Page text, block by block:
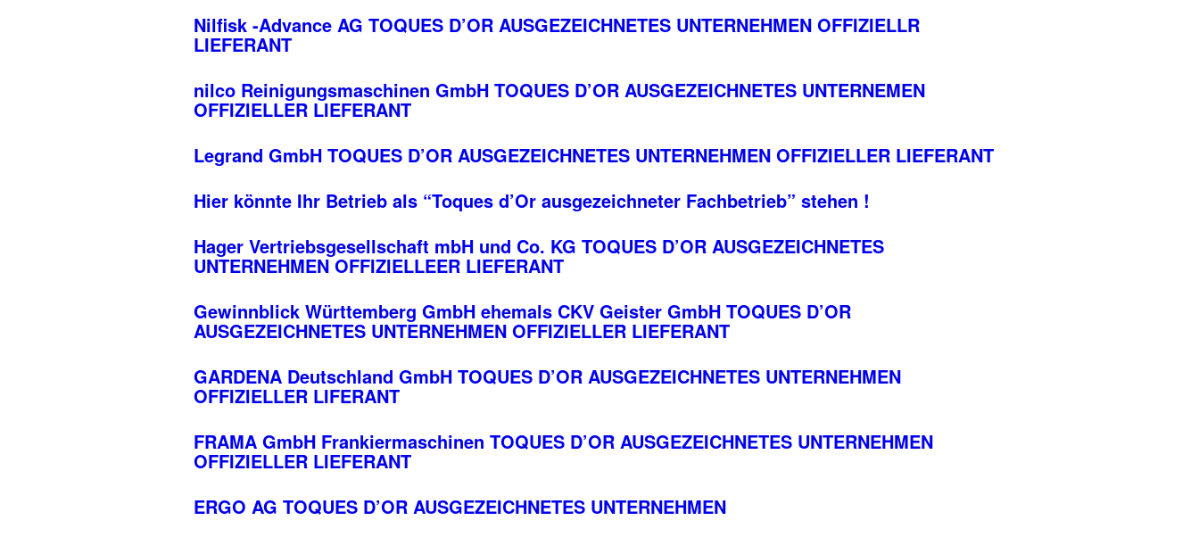
Nilfisk -Advance AG TOQUES D’OR AUSGEZEICHNETES UNTERNEHMEN OFFIZIELLR
LIEFERANT
nilco Reinigungsmaschinen GmbH TOQUES D’OR AUSGEZEICHNETES UNTERNEMEN
OFFIZIELLER LIEFERANT
Legrand GmbH TOQUES D’OR AUSGEZEICHNETES UNTERNEHMEN OFFIZIELLER LIEFERANT
Hier könnte Ihr Betrieb als “Toques d’Or ausgezeichneter Fachbetrieb” stehen !
Hager Vertriebs­ge­sell­schaft mbH und Co. KG TOQUES D’OR AUSGEZEICHNETES
UNTERNEHMEN OFFIZIELLEER LIEFERANT
Gewinnblick Württemberg GmbH ehemals CKV Geister GmbH TOQUES D’OR
AUSGEZEICHNETES UNTERNEHMEN OFFIZIELLER LIEFERANT
GARDENA Deutschland GmbH TOQUES D’OR AUSGEZEICHNETES UNTERNEHMEN
OFFIZIELLER LIFERANT
FRAMA GmbH Frankiermaschinen TOQUES D’OR AUSGEZEICHNETES UNTERNEHMEN
OFFIZIELLER LIEFERANT
ERGO AG TOQUES D’OR AUSGEZEICHNETES UNTERNEHMEN